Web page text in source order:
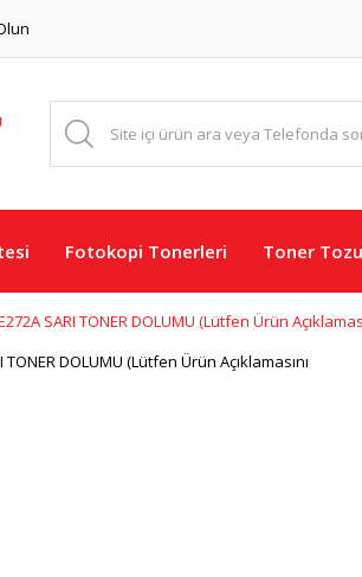
Fotokopi Tonerleri Toner Tozu
SARI TONER DOLUMU (Lütfen Ürün